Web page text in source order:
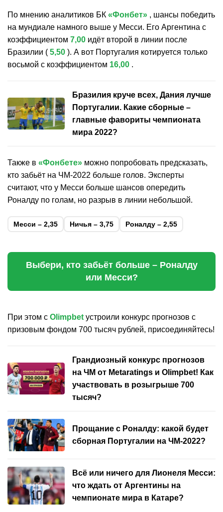
По мнению аналитиков БК «Фонбет» , шансы победить
на мундиале намного выше у Месси. Его Аргентина с
коэффициентом 7,00 идёт второй в линии после
Бразилии ( 5,50 ). А вот Португалия котируется только
восьмой с коэффициентом 16,00 .
Бразилия круче всех, Дания лучше
Португалии. Какие сборные –
главные фавориты чемпионата
мира 2022?
Также в «Фонбете» можно попробовать предсказать,
кто забьёт на ЧМ-2022 больше голов. Эксперты
считают, что у Месси больше шансов опередить
Роналду по голам, но разрыв в линии небольшой.
Месси – 2,35 Ничья – 3,75 Роналду – 2,55
Выбери, кто забьёт больше – Роналду
или Месси?
При этом с Olimpbet устроили конкурс прогнозов с
призовым фондом 700 тысяч рублей, присоединяйтесь!
Грандиозный конкурс прогнозов
на ЧМ от Metaratings и Olimpbet! Как
участвовать в розыгрыше 700
тысяч?
Прощание с Роналду: какой будет
сборная Португалии на ЧМ-2022?
Всё или ничего для Лионеля Месси:
что ждать от Аргентины на
чемпионате мира в Катаре?